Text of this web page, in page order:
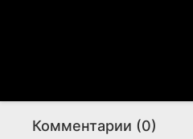
Комментарии (0)